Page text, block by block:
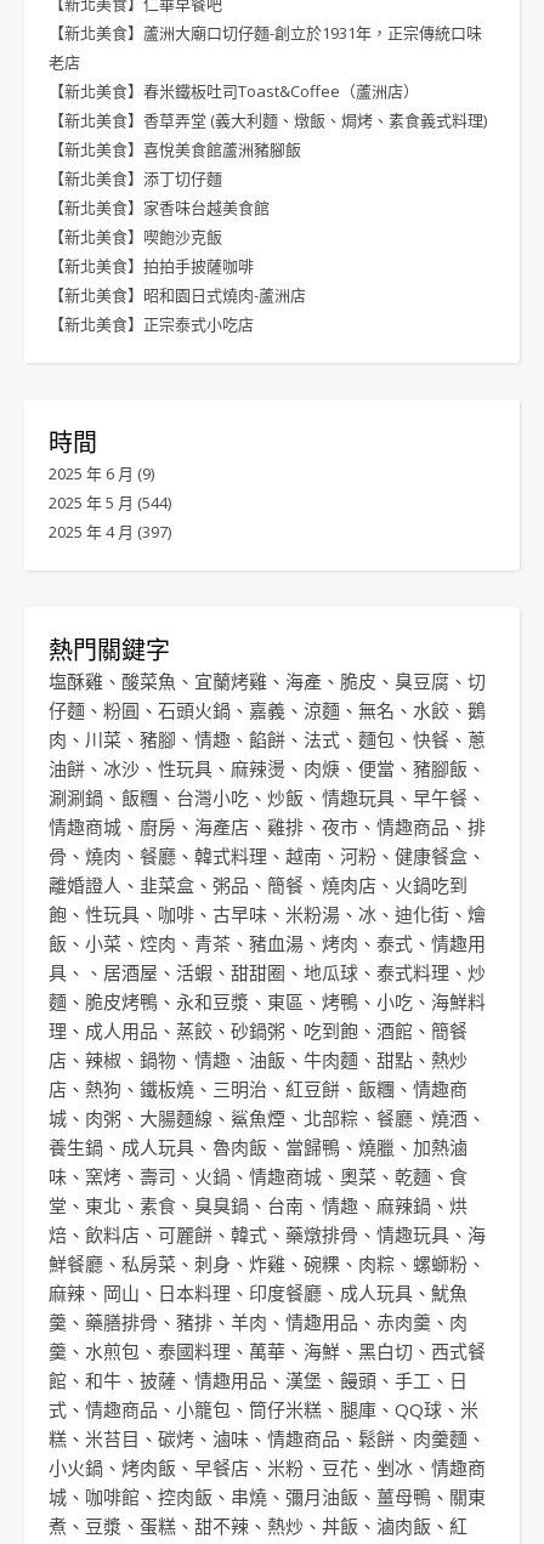
【新北美食】蘆洲大廟口切仔麵-創立於1931年，正宗傳統口味
老店
【新北美食】春米鐵板吐司Toast&Coffee（蘆洲店）
【新北美食】香草弄堂 (義大利麵、燉飯、焗烤、素食義式料理)
【新北美食】喜悅美食館蘆洲豬腳飯
【新北美食】添丁切仔麵
【新北美食】家香味台越美食館
【新北美食】喫飽沙克飯
【新北美食】拍拍手披薩咖啡
【新北美食】昭和園日式燒肉-蘆洲店
【新北美食】正宗泰式小吃店
時間
2025 年 6 月 (9)
2025 年 5 月 (544)
2025 年 4 月 (397)
熱門關鍵字
塩酥雞 、 酸菜魚 、 宜蘭烤雞 、 海產 、 脆皮 、 臭豆腐 、 切
仔麵 、 粉圓 、 石頭火鍋 、 嘉義 、 涼麵 、 無名 、 水餃 、 鵝
肉 、 川菜 、 豬腳 、 情趣 、 餡餅 、 法式 、 麵包 、 快餐 、 蔥
油餅 、 冰沙 、 性玩具 、 麻辣燙 、 肉焿 、 便當 、 豬腳飯 、
涮涮鍋 、 飯糰 、 台灣小吃 、 炒飯 、 情趣玩具 、 早午餐 、
情趣商城 、 廚房 、 海產店 、 雞排 、 夜市 、 情趣商品 、 排
骨 、 燒肉 、 餐廳 、 韓式料理 、 越南 、 河粉 、 健康餐盒 、
離婚證人 、 韭菜盒 、 粥品 、 簡餐 、 燒肉店 、 火鍋吃到
飽 、 性玩具 、 咖啡 、 古早味 、 米粉湯 、 冰 、 迪化街 、 燴
飯 、 小菜 、 焢肉 、 青茶 、 豬血湯 、 烤肉 、 泰式 、 情趣用
具 、、 居酒屋 、 活蝦 、 甜甜圈 、 地瓜球 、 泰式料理 、 炒
麵 、 脆皮烤鴨 、 永和豆漿 、 東區 、 烤鴨 、 小吃 、 海鮮料
理 、 成人用品 、 蒸餃 、 砂鍋粥 、 吃到飽 、 酒館 、 簡餐
店 、 辣椒 、 鍋物 、 情趣 、 油飯 、 牛肉麵 、 甜點 、 熱炒
店 、 熱狗 、 鐵板燒 、 三明治 、 紅豆餅 、 飯糰 、 情趣商
城 、 肉粥 、 大腸麵線 、 鯊魚煙 、 北部粽 、 餐廳 、 燒酒 、
養生鍋 、 成人玩具 、 魯肉飯 、 當歸鴨 、 燒臘 、 加熱滷
味 、 窯烤 、 壽司 、 火鍋 、 情趣商城 、 奧菜 、 乾麵 、 食
堂 、 東北 、 素食 、 臭臭鍋 、 台南 、 情趣 、 麻辣鍋 、 烘
焙 、 飲料店 、 可麗餅 、 韓式 、 藥燉排骨 、 情趣玩具 、 海
鮮餐廳 、 私房菜 、 刺身 、 炸雞 、 碗粿 、 肉粽 、 螺螄粉 、
麻辣 、 岡山 、 日本料理 、 印度餐廳 、 成人玩具 、 魷魚
羹 、 藥膳排骨 、 豬排 、 羊肉 、 情趣用品 、 赤肉羹 、 肉
羹 、 水煎包 、 泰國料理 、 萬華 、 海鮮 、 黑白切 、 西式餐
館 、 和牛 、 披薩 、 情趣用品 、 漢堡 、 饅頭 、 手工 、 日
式 、 情趣商品 、 小籠包 、 筒仔米糕 、 腿庫 、 QQ球 、 米
糕 、 米苔目 、 碳烤 、 滷味 、 情趣商品 、 鬆餅 、 肉羹麵 、
小火鍋 、 烤肉飯 、 早餐店 、 米粉 、 豆花 、 剉冰 、 情趣商
城 、 咖啡館 、 控肉飯 、 串燒 、 彌月油飯 、 薑母鴨 、 關東
煮 、 豆漿 、 蛋糕 、 甜不辣 、 熱炒 、 丼飯 、 滷肉飯 、 紅